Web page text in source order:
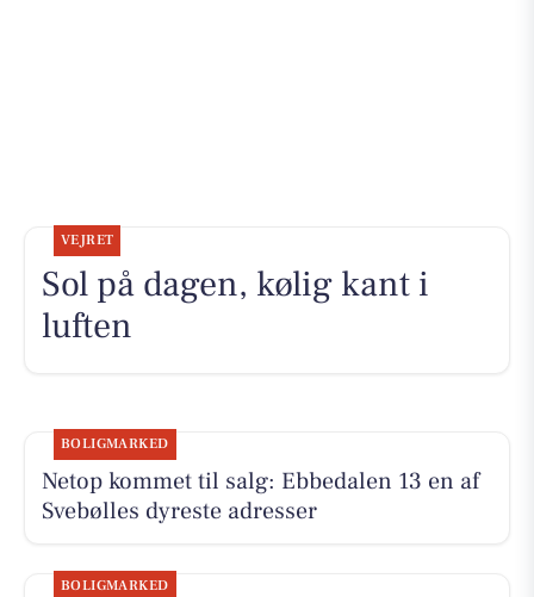
VEJRET
Sol på dagen, kølig kant i
luften
BOLIGMARKED
Netop kommet til salg: Ebbedalen 13 en af
Svebølles dyreste adresser
BOLIGMARKED